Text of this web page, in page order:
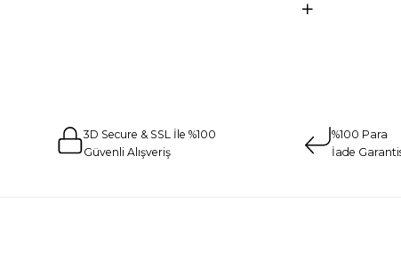
3D Secure & SSL İle %100
Güvenli Alışveriş
%100 Para
İade